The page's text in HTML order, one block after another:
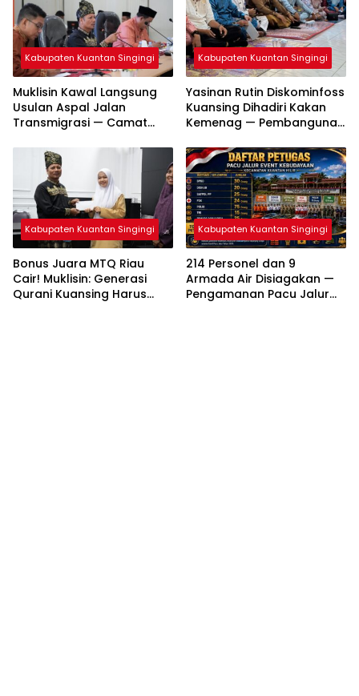
Kabupaten Kuantan Singingi
Muklisin Kawal Langsung
Usulan Aspal Jalan
Transmigrasi — Camat
Kabupaten Kuantan Singingi
Yasinan Rutin Diskominfoss
Kuansing Dihadiri Kakan
Kemenag — Pembangunan
Kabupaten Kuantan Singingi
Bonus Juara MTQ Riau
Cair! Muklisin: Generasi
Qurani Kuansing Harus
Kabupaten Kuantan Singingi
214 Personel dan 9
Armada Air Disiagakan —
Pengamanan Pacu Jalur